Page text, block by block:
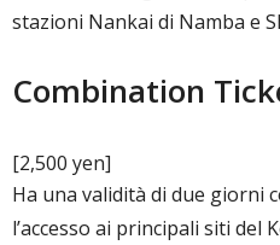
stazioni Nankai di Namba e
Combination
[2,500 yen]
Ha una validità di due giorni
l’accesso ai principali siti del